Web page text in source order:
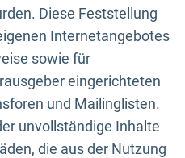
Diese Feststellung
Internetangebotes
sowie für
eingerichteten
und Mailinglisten.
unvollständige Inhalte
die aus der Nutzung